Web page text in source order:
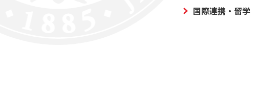
国際連携・留学